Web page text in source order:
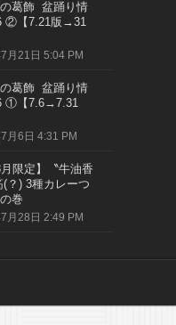
葛飾 盆踊り情
②【7.21版→31
月21日 5:04 PM
葛飾 盆踊り情
①【7.6→7.31
月6日 4:31 PM
月限定】〝牛油香
(？) 3種カレーつ
巻
月28日 2:49 PM